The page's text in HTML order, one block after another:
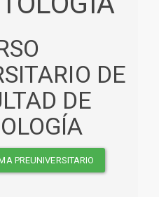
DE
DE
PREUNIVERSITARIO